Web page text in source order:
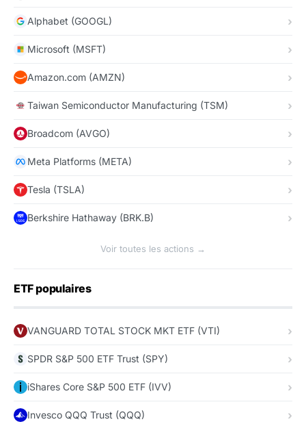
Alphabet (GOOGL)
Microsoft (MSFT)
Amazon.com (AMZN)
Taiwan Semiconductor Manufacturing (TSM)
Broadcom (AVGO)
Meta Platforms (META)
Tesla (TSLA)
Berkshire Hathaway (BRK.B)
Voir toutes les actions →
ETF populaires
VANGUARD TOTAL STOCK MKT ETF (VTI)
SPDR S&P 500 ETF Trust (SPY)
iShares Core S&P 500 ETF (IVV)
Invesco QQQ Trust (QQQ)